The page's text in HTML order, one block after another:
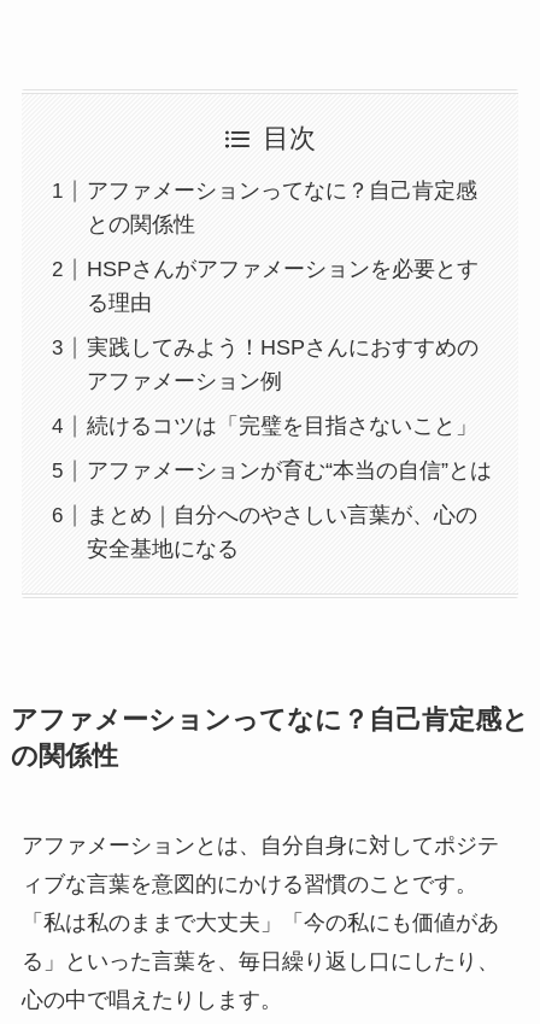
目次
アファメーションってなに？自己肯定感
との関係性
HSPさんがアファメーションを必要とす
る理由
実践してみよう！HSPさんにおすすめの
アファメーション例
続けるコツは「完璧を目指さないこと」
アファメーションが育む“本当の自信”とは
まとめ｜自分へのやさしい言葉が、心の
安全基地になる
アファメーションってなに？自己肯定感と
の関係性
アファメーションとは、自分自身に対してポジテ
ィブな言葉を意図的にかける習慣のことです。
「私は私のままで大丈夫」「今の私にも価値があ
る」といった言葉を、毎日繰り返し口にしたり、
心の中で唱えたりします。